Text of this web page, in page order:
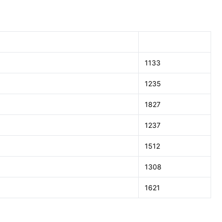
1133
1235
1827
1237
1512
1308
1621